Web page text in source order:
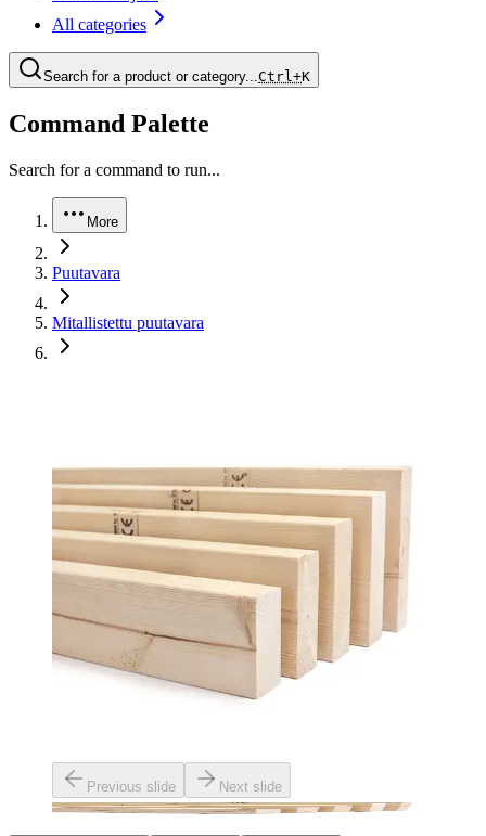
All categories
Search for a product or category...Ctrl+K
Command Palette
Search for a command to run...
More
Puutavara
Mitallistettu puutavara
Previous slide Next slide